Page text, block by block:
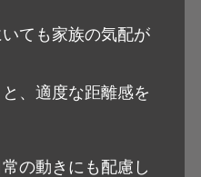
ても家族の気配が
、適度な距離感を
の動きにも配慮し